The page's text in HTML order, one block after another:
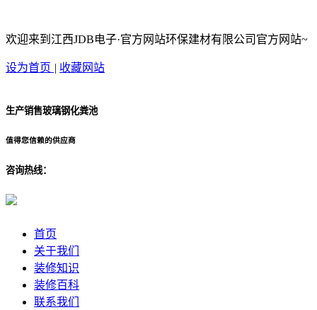
欢迎来到江西JDB电子·官方网站环保建材有限公司官方网站~
设为首页 | 收藏网站
生产销售玻璃钢化粪池
值得您信赖的供应商
咨询热线：
首页
关于我们
装修知识
装修百科
联系我们